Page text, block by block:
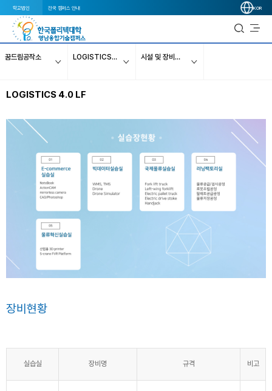
학교법인 전국 캠퍼스 안내 KOR
꿈드림공작소 LOGISTICS 4.0 LF 시설 및 장비소개
LOGISTICS 4.0 LF
장비현황
실습실 장비명 규격 비고